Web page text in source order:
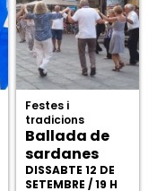
Festes i
tradicions
Ballada de
sardanes
DISSABTE 12 DE
SETEMBRE / 19 H